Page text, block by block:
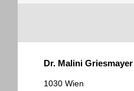
Guides
Dr. Malini Griesmayer
1030 Wien